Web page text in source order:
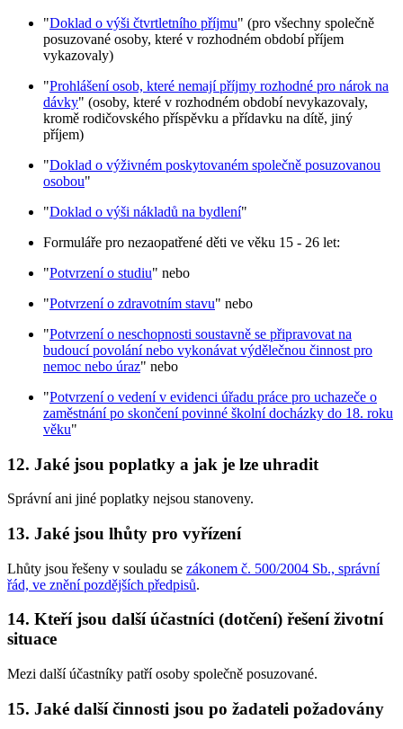
"Doklad o výši čtvrtletního příjmu" (pro všechny společně
posuzované osoby, které v rozhodném období příjem
vykazovaly)
"Prohlášení osob, které nemají příjmy rozhodné pro nárok na
dávky" (osoby, které v rozhodném období nevykazovaly,
kromě rodičovského příspěvku a přídavku na dítě, jiný
příjem)
"Doklad o výživném poskytovaném společně posuzovanou
osobou"
"Doklad o výši nákladů na bydlení"
Formuláře pro nezaopatřené děti ve věku 15 - 26 let:
"Potvrzení o studiu" nebo
"Potvrzení o zdravotním stavu" nebo
"Potvrzení o neschopnosti soustavně se připravovat na
budoucí povolání nebo vykonávat výdělečnou činnost pro
nemoc nebo úraz" nebo
"Potvrzení o vedení v evidenci úřadu práce pro uchazeče o
zaměstnání po skončení povinné školní docházky do 18. roku
věku"
12. Jaké jsou poplatky a jak je lze uhradit
Správní ani jiné poplatky nejsou stanoveny.
13. Jaké jsou lhůty pro vyřízení
Lhůty jsou řešeny v souladu se zákonem č. 500/2004 Sb., správní
řád, ve znění pozdějších předpisů.
14. Kteří jsou další účastníci (dotčení) řešení životní
situace
Mezi další účastníky patří osoby společně posuzované.
15. Jaké další činnosti jsou po žadateli požadovány